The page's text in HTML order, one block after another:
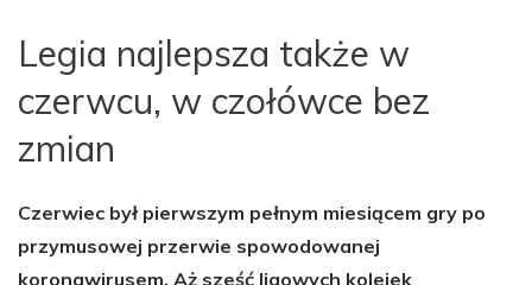
Legia najlepsza także w
czerwcu, w czołówce bez
zmian
Czerwiec był pierwszym pełnym miesiącem gry po
przymusowej przerwie spowodowanej
koronawirusem. Aż sześć ligowych kolejek